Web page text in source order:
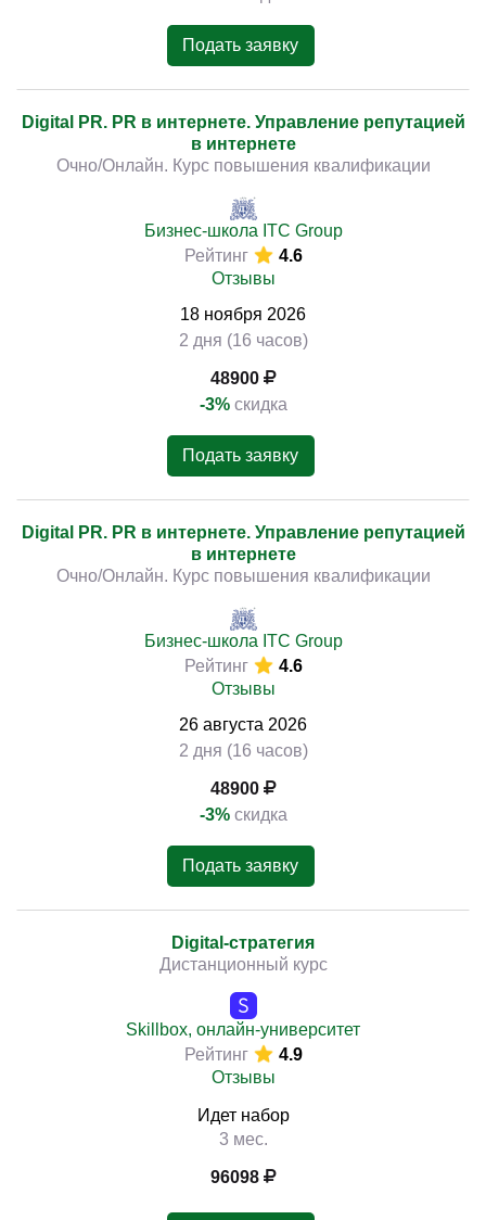
Подать заявку
Digital PR. PR в интернете. Управление репутацией
в интернете
Очно/Онлайн. Курс повышения квалификации
Бизнес-школа ITC Group
Рейтинг
4.6
Отзывы
18 ноября 2026
2 дня (16 часов)
48900
-3% скидка
Подать заявку
Digital PR. PR в интернете. Управление репутацией
в интернете
Очно/Онлайн. Курс повышения квалификации
Бизнес-школа ITC Group
Рейтинг
4.6
Отзывы
26 августа 2026
2 дня (16 часов)
48900
-3% скидка
Подать заявку
Digital-стратегия
Дистанционный курс
Skillbox, онлайн-университет
Рейтинг
4.9
Отзывы
Идет набор
3 мес.
96098